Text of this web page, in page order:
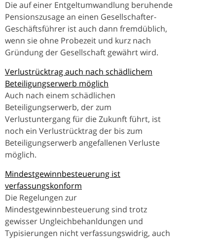
Die auf einer Entgeltumwandlung beruhende
Pensionszusage an einen Gesellschafter-
Geschäftsführer ist auch dann fremdüblich,
wenn sie ohne Probezeit und kurz nach
Gründung der Gesellschaft gewährt wird.
Verlustrücktrag auch nach schädlichem
Beteiligungserwerb möglich
Auch nach einem schädlichen
Beteiligungserwerb, der zum
Verlustuntergang für die Zukunft führt, ist
noch ein Verlustrücktrag der bis zum
Beteiligungserwerb angefallenen Verluste
möglich.
Mindestgewinnbesteuerung ist
verfassungskonform
Die Regelungen zur
Mindestgewinnbesteuerung sind trotz
gewisser Ungleichbehanldungen und
Typisierungen nicht verfassungswidrig, auch